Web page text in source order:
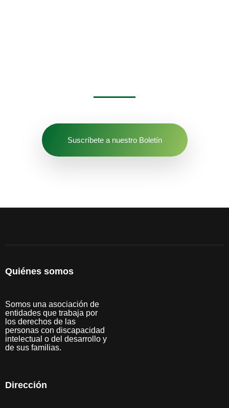
Suscríbete a nuestro Boletín
Quiénes somos
Somos una asociación de
entidades que trabaja por
los derechos de las
personas con discapacidad
intelectual o del desarrollo y
de sus familias.
Dirección